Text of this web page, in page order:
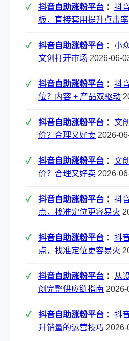
抖音自助涨粉平台 ： 抖
板，直接套用提升点击率
抖音自助涨粉平台 ： 小
文创打开市场 2026-06-
抖音自助涨粉平台 ： 抖
位？内容 + 产品双驱动
抖音自助涨粉平台 ： 文
价？合理又好卖 2026-
抖音自助涨粉平台 ： 文
价？合理又好卖 2026-
抖音自助涨粉平台 ： 抖
点，找准定位更容易火
抖音自助涨粉平台 ： 抖
点，找准定位更容易火
抖音自助涨粉平台 ：
从
创完整供应链指南 2026-
抖音自助涨粉平台 ： 抖
升销量的运营技巧 2026-